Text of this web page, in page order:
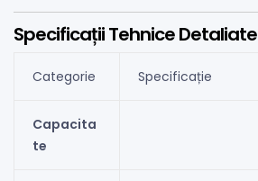
Specificații Tehnice Detaliate
Categorie Specificație
Capacita
te